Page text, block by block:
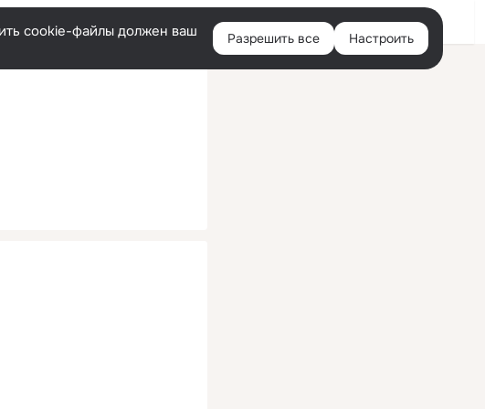
Русский Войти
cookie-файлы должен ваш
Разрешить все Настроить